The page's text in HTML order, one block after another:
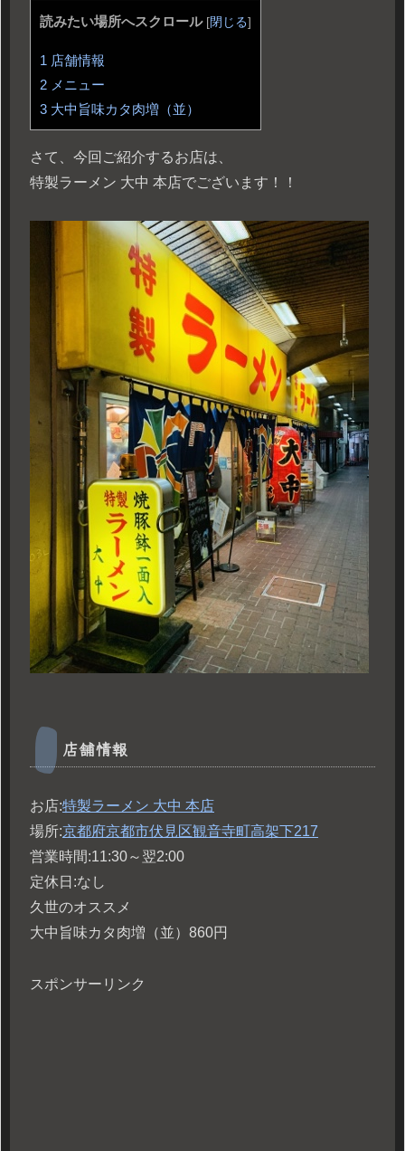
読みたい場所へスクロール [閉じる]
1 店舗情報
2 メニュー
3 大中旨味カタ肉増（並）
さて、今回ご紹介するお店は、
特製ラーメン 大中 本店でございます！！
店舗情報
お店:特製ラーメン 大中 本店
場所:京都府京都市伏見区観音寺町高架下217
営業時間:11:30～翌2:00
定休日:なし
久世のオススメ
大中旨味カタ肉増（並）860円
スポンサーリンク